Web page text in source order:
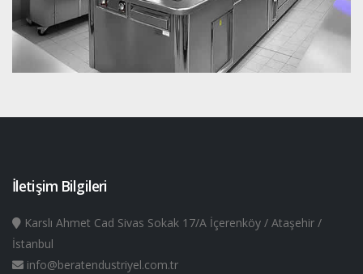
İletişim Bilgileri
Karslı Ahmet Cad Sivas Sokak 17/A İçerenköy / Ataşehir /
İstanbul
info@beratendustriyel.com.tr